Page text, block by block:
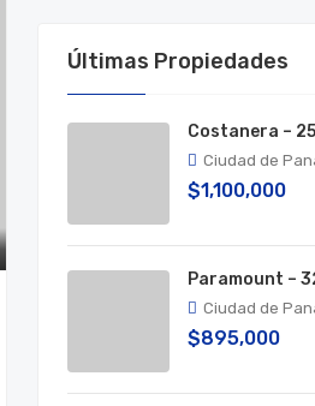
Últimas Propiedades
Costanera –
Ciudad de
$1,100,000
Paramount –
Ciudad de
$895,000